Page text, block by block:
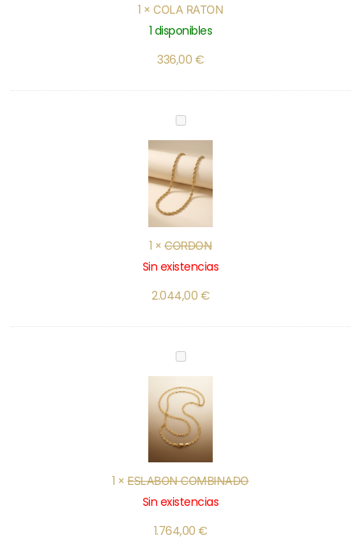
1 × COLA RATON
1 disponibles
336,00 €
CORDON
1 × CORDON
Sin existencias
2.044,00 €
ESLABON
COMBINADO
1 ×ESLABON COMBINADO
Sin existencias
1.764,00 €